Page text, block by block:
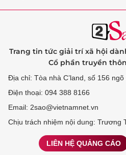
Trang tin tức giải trí xã hội
Cổ phần truyền
Địa chỉ: Tòa nhà C’land, số 156
Điện thoại: 094 388 8166
Email: 2sao@vietnamnet.vn
Chịu trách nhiệm nội dung: Trương
LIÊN HỆ QUẢNG CÁO